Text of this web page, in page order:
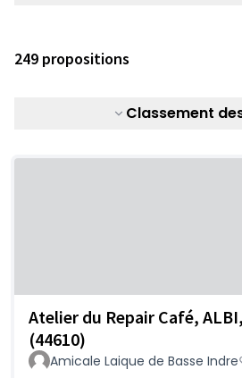
249 propositions
Classement
Atelier du Repair Café,
(44610)
Amicale Laique de Basse Indre